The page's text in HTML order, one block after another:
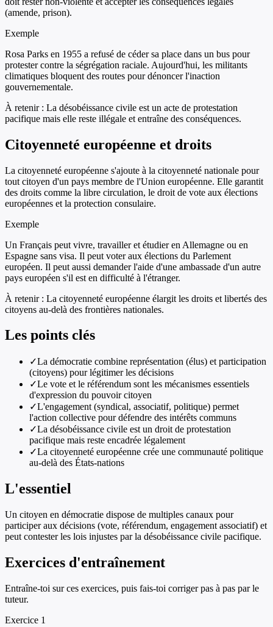
(amende, prison).
Exemple
Rosa Parks en 1955 a refusé de céder sa place dans un bus pour
protester contre la ségrégation raciale. Aujourd'hui, les militants
climatiques bloquent des routes pour dénoncer l'inaction
gouvernementale.
À retenir : La désobéissance civile est un acte de protestation
pacifique mais elle reste illégale et entraîne des conséquences.
Citoyenneté européenne et droits
La citoyenneté européenne s'ajoute à la citoyenneté nationale pour
tout citoyen d'un pays membre de l'Union européenne. Elle garantit
des droits comme la libre circulation, le droit de vote aux élections
européennes et la protection consulaire.
Exemple
Un Français peut vivre, travailler et étudier en Allemagne ou en
Espagne sans visa. Il peut voter aux élections du Parlement
européen. Il peut aussi demander l'aide d'une ambassade d'un autre
pays européen s'il est en difficulté à l'étranger.
À retenir : La citoyenneté européenne élargit les droits et libertés des
citoyens au-delà des frontières nationales.
Les points clés
✓La démocratie combine représentation (élus) et participation
(citoyens) pour légitimer les décisions
✓Le vote et le référendum sont les mécanismes essentiels
d'expression du pouvoir citoyen
✓L'engagement (syndical, associatif, politique) permet
l'action collective pour défendre des intérêts communs
✓La désobéissance civile est un droit de protestation
pacifique mais reste encadrée légalement
✓La citoyenneté européenne crée une communauté politique
au-delà des États-nations
L'essentiel
Un citoyen en démocratie dispose de multiples canaux pour
participer aux décisions (vote, référendum, engagement associatif) et
peut contester les lois injustes par la désobéissance civile pacifique.
Exercices d'entraînement
Entraîne-toi sur ces exercices, puis fais-toi corriger pas à pas par le
tuteur.
Exercice 1